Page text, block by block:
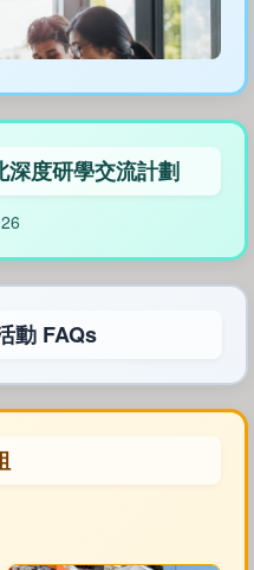
深度研學交流計劃
動 FAQs